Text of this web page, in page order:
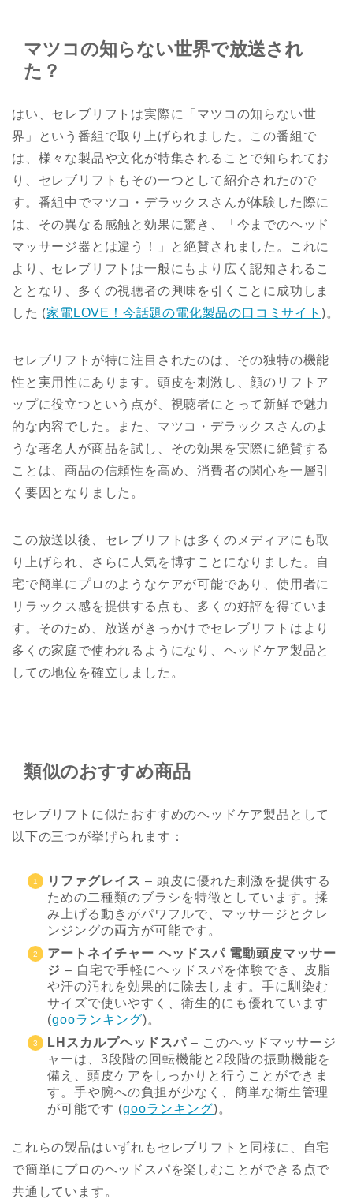
マツコの知らない世界で放送され
た？
はい、セレブリフトは実際に「マツコの知らない世
界」という番組で取り上げられました。この番組で
は、様々な製品や文化が特集されることで知られてお
り、セレブリフトもその一つとして紹介されたので
す。番組中でマツコ・デラックスさんが体験した際に
は、その異なる感触と効果に驚き、「今までのヘッド
マッサージ器とは違う！」と絶賛されました。これに
より、セレブリフトは一般にもより広く認知されるこ
ととなり、多くの視聴者の興味を引くことに成功しま
した​ (家電LOVE！今話題の電化製品の口コミサイト )​。
セレブリフトが特に注目されたのは、その独特の機能
性と実用性にあります。頭皮を刺激し、顔のリフトア
ップに役立つという点が、視聴者にとって新鮮で魅力
的な内容でした。また、マツコ・デラックスさんのよ
うな著名人が商品を試し、その効果を実際に絶賛する
ことは、商品の信頼性を高め、消費者の関心を一層引
く要因となりました。
この放送以後、セレブリフトは多くのメディアにも取
り上げられ、さらに人気を博すことになりました。自
宅で簡単にプロのようなケアが可能であり、使用者に
リラックス感を提供する点も、多くの好評を得ていま
す。そのため、放送がきっかけでセレブリフトはより
多くの家庭で使われるようになり、ヘッドケア製品と
しての地位を確立しました。
類似のおすすめ商品
セレブリフトに似たおすすめのヘッドケア製品として
以下の三つが挙げられます：
リファグレイス – 頭皮に優れた刺激を提供する
ための二種類のブラシを特徴としています。揉
み上げる動きがパワフルで、マッサージとクレ
ンジングの両方が可能です。
アートネイチャー ヘッドスパ 電動頭皮マッサー
ジ – 自宅で手軽にヘッドスパを体験でき、皮脂
や汗の汚れを効果的に除去します。手に馴染む
サイズで使いやすく、衛生的にも優れています​
(gooランキング)​。
LHスカルプヘッドスパ – このヘッドマッサージ
ャーは、3段階の回転機能と2段階の振動機能を
備え、頭皮ケアをしっかりと行うことができま
す。手や腕への負担が少なく、簡単な衛生管理
が可能です​ (gooランキング)​。
これらの製品はいずれもセレブリフトと同様に、自宅
で簡単にプロのヘッドスパを楽しむことができる点で
共通しています。